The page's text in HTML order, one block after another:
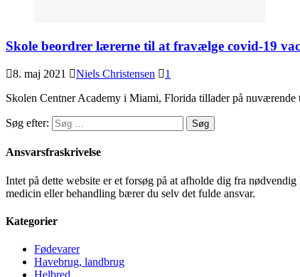
Skole beordrer lærerne til at fravælge covid-19
8. maj 2021 Niels Christensen
1
Skolen Centner Academy i Miami, Florida tillader på
Søg efter:
Ansvarsfraskrivelse
Intet på dette website er et forsøg på at afholde dig fra
medicin eller behandling bærer du selv det fulde ansvar.
Kategorier
Fødevarer
Havebrug, landbrug
Helbred